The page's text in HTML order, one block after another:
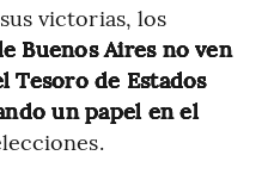
victorias, los
Buenos Aires no ven
Tesoro de Estados
un papel en el